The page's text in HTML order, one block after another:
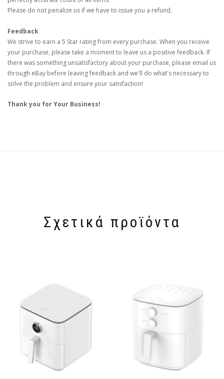
Please do not penalize us if we have to issue you a refund.
Feedback
We strive to earn a 5 Star rating from every purchase. When you receive
your purchase, please take a moment to leave us a positive feedback. If
there was something unsatisfactory about your purchase, please email us
through eBay before leaving feedback and we'll do what's necessary to
solve the problem and ensure your satisfaction!
Thank you for Your Business!
Σχετικά προϊόντα